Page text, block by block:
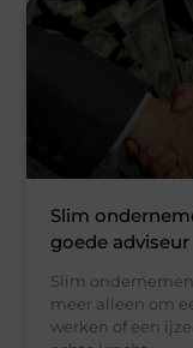
Slim
goede adviseur
Slim
meer alleen om
werken of een